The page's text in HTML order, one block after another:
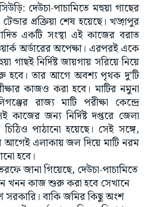
দেউচা-পাচামিতে মহুয়া গাছের
টেন্ডার প্রক্রিয়া শেষ হয়েছে। খড়্গপুর
একটি সংস্থা এই কাজের বরাত
অর্ডারের অপেক্ষা। এরপরই একে
গাছই নির্দিষ্ট জায়গায় সরিয়ে নিয়ে
হবে। তার আগে অবশ্য পৃথক দু’টি
কাজও করা হবে। মাটির নমুনা
রাজ্য মাটি পরীক্ষা কেন্দ্রে
কাজের জন্য নির্দিষ্ট দপ্তরে জেলা
পাঠানো হয়েছে। সেই সঙ্গে,
এলাকায় জল দিয়ে মাটি নরম
হবে।
জানা গিয়েছে, দেউচা-পাচামিতে
খনন কাজ শুরু করা হবে সেখানে
সরকারি। বাকি জমির কিছু অংশ